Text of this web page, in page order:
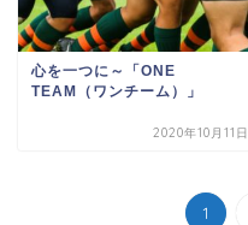
心を一つに～「ONE
TEAM（ワンチーム）」
2020年10月11日
1